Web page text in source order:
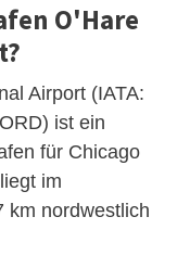
O'Hare
Airport (IATA:
ist ein
für Chicago
im
km nordwestlich